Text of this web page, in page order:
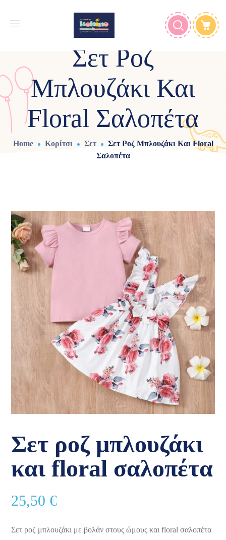
Σετ Ροζ
Μπλουζάκι Και
Floral Σαλοπέτα
Home Κορίτσι Σετ
Σετ Ροζ Μπλουζάκι Και Floral
Σαλοπέτα
Σετ ροζ μπλουζάκι
και floral σαλοπέτα
25,50€
Σετ ροζ μπλουζάκι με βολάν στους ώμους και floral σαλοπέτα